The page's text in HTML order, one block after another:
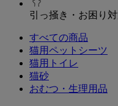
引っ掻き・お困り
すべての商品
猫用ペットシーツ
猫用トイレ
猫砂
おむつ・生理用品